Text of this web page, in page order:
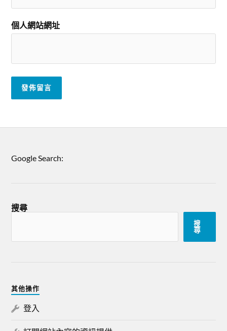
個人網站網址
Google Search:
搜尋
搜
尋
其他操作
登入